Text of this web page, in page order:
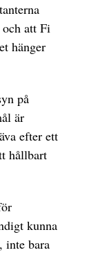
att Fi
hänger
på
är
efter ett
hållbart
kunna
inte bara